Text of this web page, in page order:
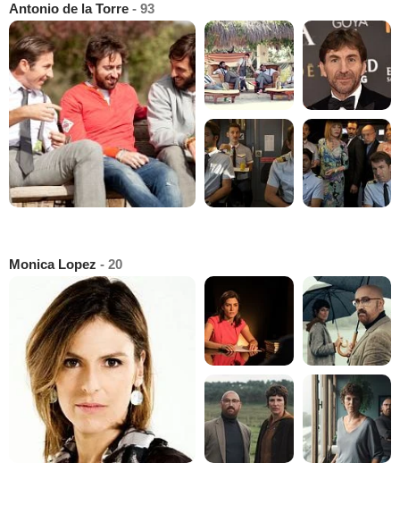
Antonio de la Torre - 93
Monica Lopez - 20